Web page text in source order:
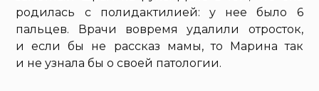
родилась с полидактилией: у нее было 6
пальцев. Врачи вовремя удалили отросток,
и если бы не рассказ мамы, то Марина так
и не узнала бы о своей патологии.